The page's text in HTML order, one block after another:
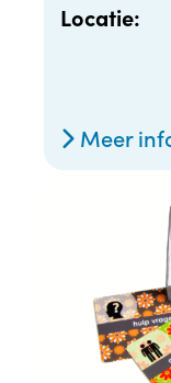
Locatie:
Meer